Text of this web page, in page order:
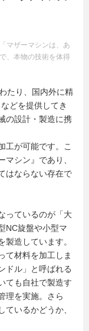
マザーマシンは、あ
、本物の技術を体得
たり、国内外に精
どを提供してき
の設計・製造に携
工が可能です。こ
シン』であり、
はならない存在で
っているのが「大
NC旋盤や小型マ
造しています。
て材料を加工しま
ドル」と呼ばれる
ても自社で製造す
理を実施。さら
いるかどうか、